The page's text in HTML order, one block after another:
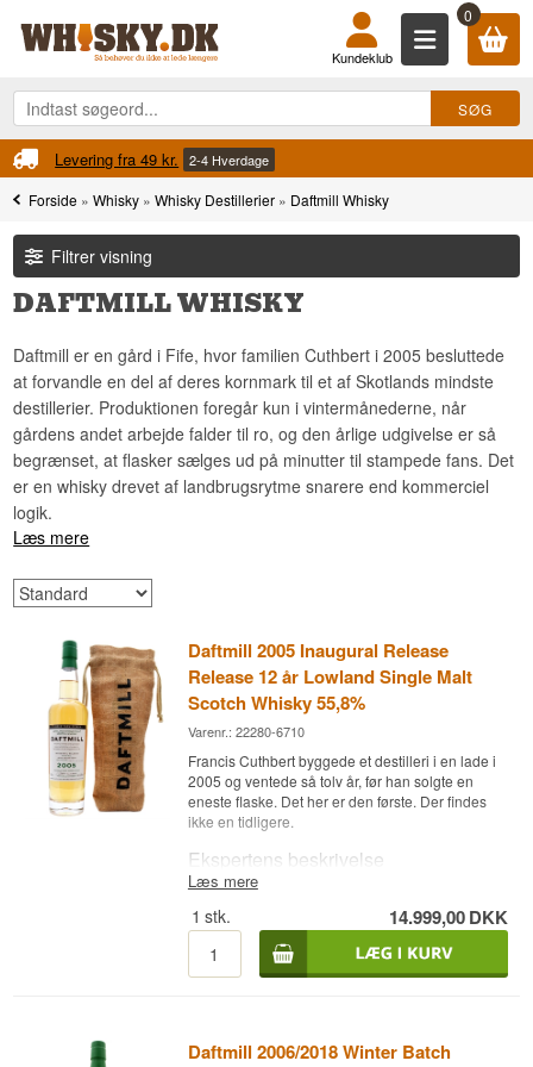
0
Kundeklub
Levering fra 49 kr. 2-4 Hverdage
Forside »Whisky »Whisky Destillerier » Daftmill Whisky
Filtrer visning
DAFTMILL WHISKY
Daftmill er en gård i Fife, hvor familien Cuthbert i 2005 besluttede
at forvandle en del af deres kornmark til et af Skotlands mindste
destillerier. Produktionen foregår kun i vintermånederne, når
gårdens andet arbejde falder til ro, og den årlige udgivelse er så
begrænset, at flasker sælges ud på minutter til stampede fans. Det
er en whisky drevet af landbrugsrytme snarere end kommerciel
logik.
Læs mere
Daftmill 2005 Inaugural Release
Release 12 år Lowland Single Malt
Scotch Whisky 55,8%
Varenr.: 22280-6710
Francis Cuthbert byggede et destilleri i en lade i
2005 og ventede så tolv år, før han solgte en
eneste flaske. Det her er den første. Der findes
ikke en tidligere.
Ekspertens beskrivelse
Lowland Single Malt Scotch Whisky lagret på tre
førstegangsfyldte ex-bourbonfade og aftappet
ved fadstyrke på 55,8 %.
Francis og Ian Cuthbert dyrker deres eget byg og
Læs mere
1 stk. 14.999,00DKK
Daftmill 2006/2018 Winter Batch